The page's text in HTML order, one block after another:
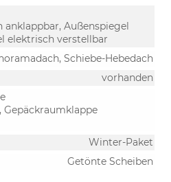
Außenspiegel
elektrisch verstellbar
Schiebe-Hebedach
vorhanden
Gepäckraumklappe
Winter-Paket
Getönte Scheiben